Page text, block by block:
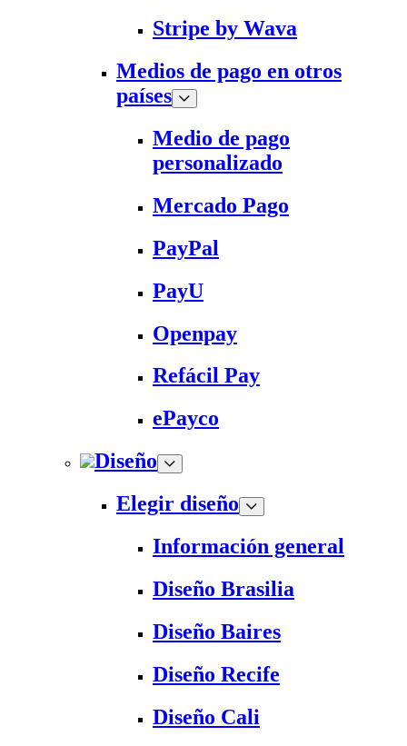
Stripe by Wava
Medios de pago en otros
países
Medio de pago
personalizado
Mercado Pago
PayPal
PayU
Openpay
Refácil Pay
ePayco
Diseño
Elegir diseño
Información general
Diseño Brasilia
Diseño Baires
Diseño Recife
Diseño Cali